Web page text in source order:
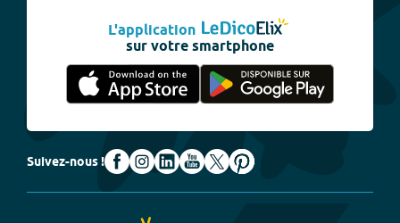
L'application
sur votre smartphone
Suivez-nous !